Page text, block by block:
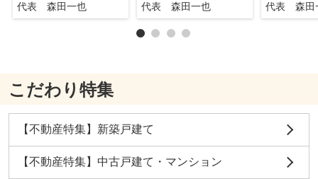
代表 森田一也 代表 森田一也 代表 森田
こだわり特集
【不動産特集】新築戸建て
【不動産特集】中古戸建て・マンション